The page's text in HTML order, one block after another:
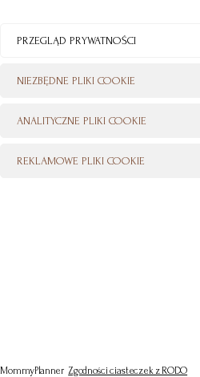
PRZEGLĄD PRYWATNOŚCI
NIEZBĘDNE PLIKI COOKIE
ANALITYCZNE PLIKI COOKIE
REKLAMOWE PLIKI COOKIE
MommyPlannerZgodności ciasteczek z RODO